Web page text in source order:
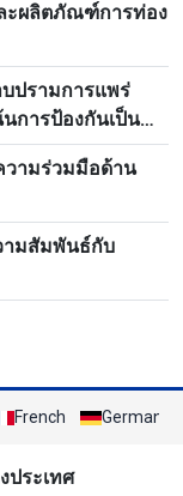
ะผลิตภัณฑ์การท่อง
ปรามการแพร่
การป้องกันเป็น
วามร่วมมือด้าน
มสัมพันธ์กับ
French German
ประเทศ